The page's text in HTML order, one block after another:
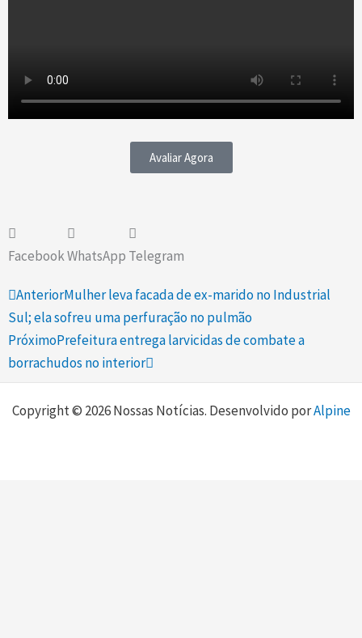
Avaliar Agora
FacebookWhatsApp Telegram
Prev
AnteriorMulher leva facada de ex-marido no Industrial
Sul; ela sofreu uma perfuração no pulmão
PróximoPrefeitura entrega larvicidas de combate a
borrachudos no interior
Next
Copyright © 2026 Nossas Notícias. Desenvolvido porAlpine